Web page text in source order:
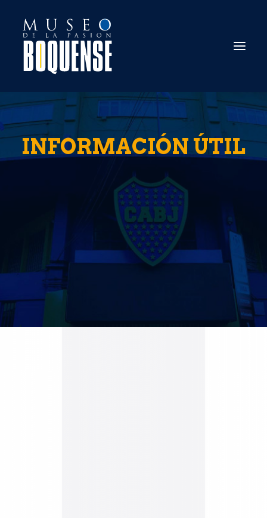
EL MUSEO
INFORMACIÓN ÚTIL
ESTADIO TOUR
ENTRADAS ONLINE
PREGUNTAS FRECUENTES
CONTACTO
INFORMACIÓN ÚTIL